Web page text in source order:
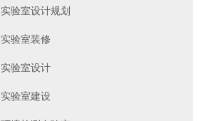
实验室设计规划
实验室装修
实验室设计
实验室建设